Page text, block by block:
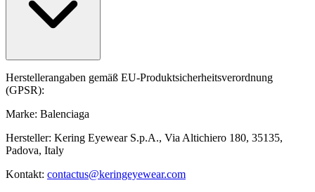
Herstellerangaben gemäß EU-Produktsicherheitsverordnung
(GPSR):
Marke: Balenciaga
Hersteller: Kering Eyewear S.p.A., Via Altichiero 180, 35135,
Padova, Italy
Kontakt: contactus@keringeyewear.com